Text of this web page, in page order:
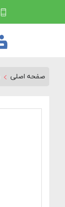
صفحه اصلی